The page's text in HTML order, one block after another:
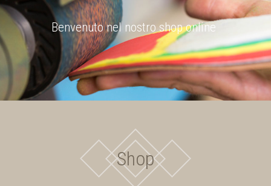
Benvenuto nel nostro shop online
Shop